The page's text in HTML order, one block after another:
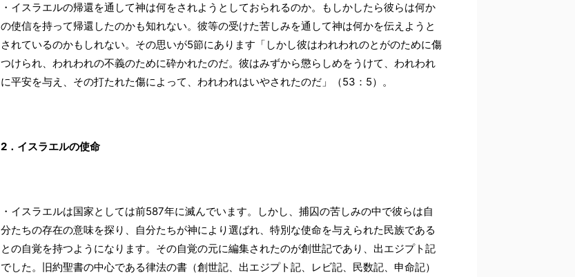
・イスラエルの帰還を通して神は何をされようとしておられるのか。もしかしたら彼らは何か
の使信を持って帰還したのかも知れない。彼等の受けた苦しみを通して神は何かを伝えようと
されているのかもしれない。その思いが5節にあります「しかし彼はわれわれのとがのために傷
つけられ、われわれの不義のために砕かれたのだ。彼はみずから懲らしめをうけて、われわれ
に平安を与え、その打たれた傷によって、われわれはいやされたのだ」（53：5）。
2 ．イスラエルの使命
・イスラエルは国家としては前587年に滅んでいます。しかし、捕囚の苦しみの中で彼らは自
分たちの存在の意味を探り、自分たちが神により選ばれ、特別な使命を与えられた民族である
との自覚を持つようになります。その自覚の元に編集されたのが創世記であり、出エジプト記
でした。旧約聖書の中心である律法の書（創世記、出エジプト記、レビ記、民数記、申命記）